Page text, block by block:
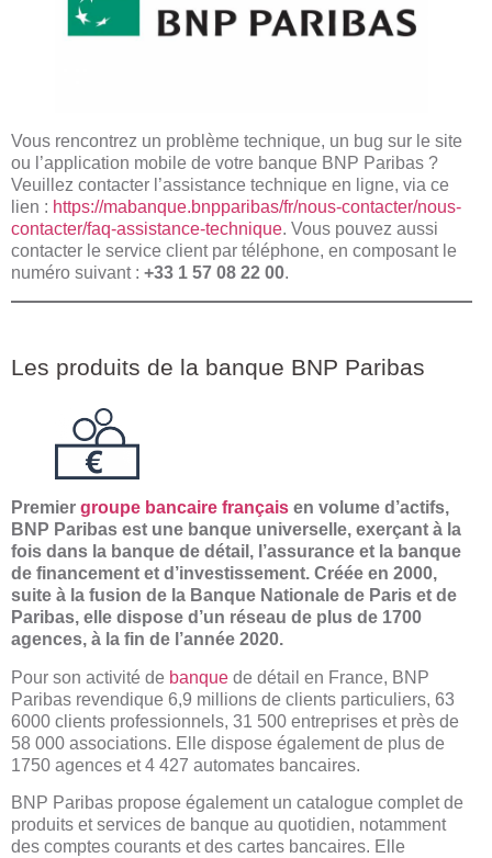
Vous rencontrez un problème technique, un bug sur le site
ou l’application mobile de votre banque BNP Paribas ?
Veuillez contacter l’assistance technique en ligne, via ce
lien : https://mabanque.bnpparibas/fr/nous-contacter/nous-
contacter/faq-assistance-technique. Vous pouvez aussi
contacter le service client par téléphone, en composant le
numéro suivant : +33 1 57 08 22 00.
Les produits de la banque BNP Paribas
Premier groupe bancaire français en volume d’actifs,
BNP Paribas est une banque universelle, exerçant à la
fois dans la banque de détail, l’assurance et la banque
de financement et d’investissement. Créée en 2000,
suite à la fusion de la Banque Nationale de Paris et de
Paribas, elle dispose d’un réseau de plus de 1700
agences, à la fin de l’année 2020.
Pour son activité de banque de détail en France, BNP
Paribas revendique 6,9 millions de clients particuliers, 63
6000 clients professionnels, 31 500 entreprises et près de
58 000 associations. Elle dispose également de plus de
1750 agences et 4 427 automates bancaires.
BNP Paribas propose également un catalogue complet de
produits et services de banque au quotidien, notamment
des comptes courants et des cartes bancaires. Elle